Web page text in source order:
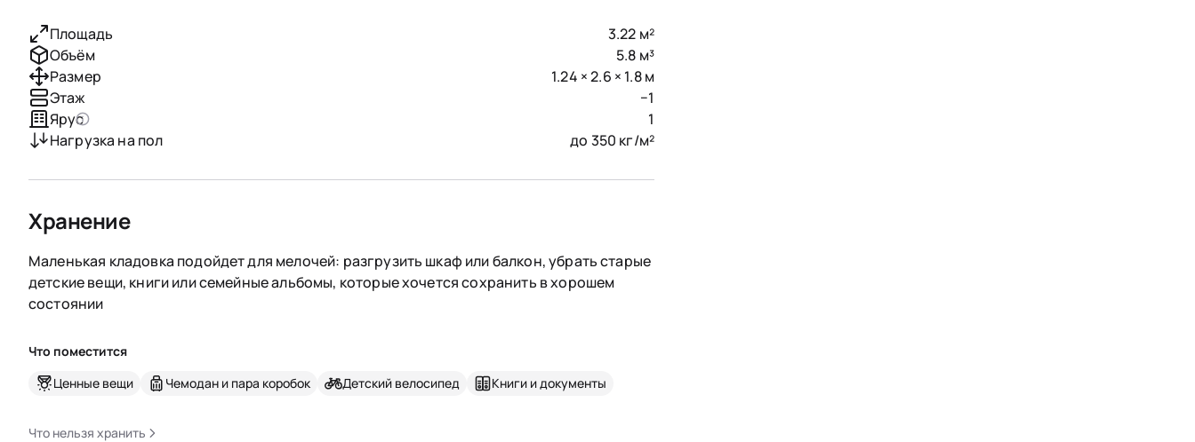
Площадь
3.22 м²
Объём
5.8 м³
Размер
1.24 × 2.6 × 1.8 м
Этаж
−1
Ярус
1
Нагрузка на пол
до 350 кг/м²
Хранение
Маленькая кладовка подойдет для мелочей: разгрузить шкаф или балкон, убрать старые
детские вещи, книги или семейные альбомы, которые хочется сохранить в хорошем
состоянии
Что поместится
Ценные вещи
Чемодан и пара коробок Детский велосипед Книги и документы
Что нельзя хранить